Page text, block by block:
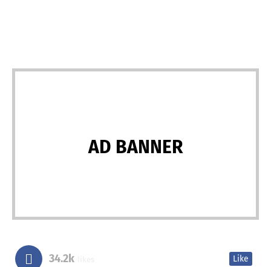
AD BANNER
34.2k Like